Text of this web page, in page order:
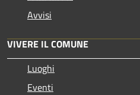
Avvisi
VIVERE IL COMUNE
Luoghi
Eventi